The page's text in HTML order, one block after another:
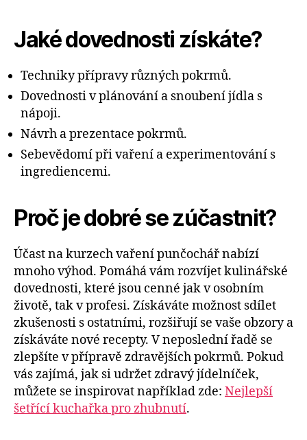
Jaké dovednosti získáte?
Techniky přípravy různých pokrmů.
Dovednosti v plánování a snoubení jídla s
nápoji.
Návrh a prezentace pokrmů.
Sebevědomí při vaření a experimentování s
ingrediencemi.
Proč je dobré se zúčastnit?
Účast na kurzech vaření punčochář nabízí
mnoho výhod. Pomáhá vám rozvíjet kulinářské
dovednosti, které jsou cenné jak v osobním
životě, tak v profesi. Získáváte možnost sdílet
zkušenosti s ostatními, rozšiřují se vaše obzory a
získáváte nové recepty. V neposlední řadě se
zlepšíte v přípravě zdravějších pokrmů. Pokud
vás zajímá, jak si udržet zdravý jídelníček,
můžete se inspirovat například zde: Nejlepší
šetřící kuchařka pro zhubnutí.